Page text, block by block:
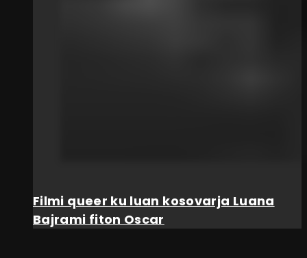
Filmi queer ku luan kosovarja Luana
Bajrami fiton Oscar